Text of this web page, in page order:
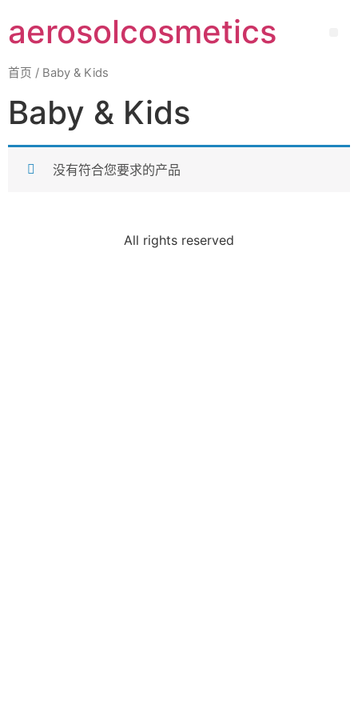
aerosolcosmetics
首页 / Baby & Kids
Baby & Kids
没有符合您要求的产品
All rights reserved